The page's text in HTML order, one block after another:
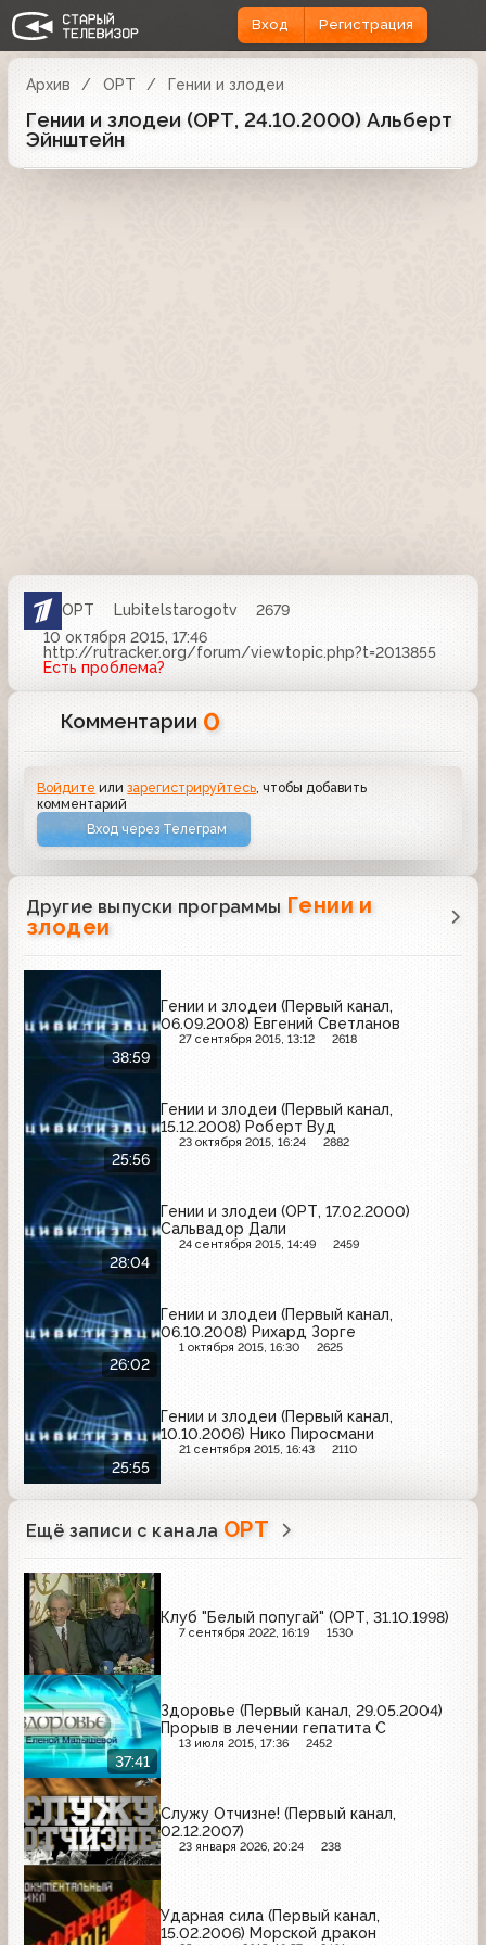
Вход Регистрация
Архив ОРТ Гении и злодеи
Гении и злодеи (ОРТ, 24.10.2000) Альберт
Эйнштейн
ОРТ Lubitelstarogotv
2679
10 октября 2015, 17:46
http://rutracker.org/forum/viewtopic.php?t=2013855
Есть проблема?
Комментарии 0
Войдите илизарегистрируйтесь , чтобы добавить
комментарий
Вход через Телеграм
Другие выпуски программы Гении и
злодеи
38:59
Гении и злодеи (Первый канал,
06.09.2008) Евгений Светланов
27 сентября 2015, 13:12 2618
25:56
Гении и злодеи (Первый канал,
15.12.2008) Роберт Вуд
23 октября 2015, 16:24 2882
28:04
Гении и злодеи (ОРТ, 17.02.2000)
Сальвадор Дали
24 сентября 2015, 14:49 2459
26:02
Гении и злодеи (Первый канал,
06.10.2008) Рихард Зорге
1 октября 2015, 16:30 2625
25:55
Гении и злодеи (Первый канал,
10.10.2006) Нико Пиросмани
21 сентября 2015, 16:43 2110
Ещё записи с канала ОРТ
Клуб "Белый попугай" (ОРТ, 31.10.1998)
7 сентября 2022, 16:19 1530
37:41
Здоровье (Первый канал, 29.05.2004)
Прорыв в лечении гепатита С
13 июля 2015, 17:36 2452
Служу Отчизне! (Первый канал,
02.12.2007)
23 января 2026, 20:24 238
Ударная сила (Первый канал,
15.02.2006) Морской дракон